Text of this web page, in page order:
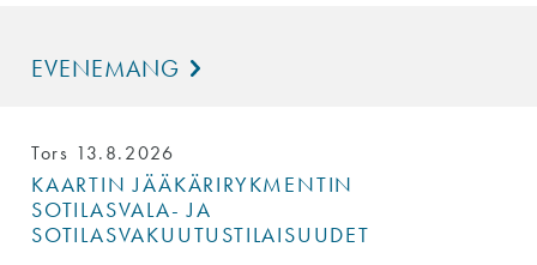
EVENEMANG
Tors 13.8.2026
KAARTIN JÄÄKÄRIRYKMENTIN
SOTILASVALA- JA
SOTILASVAKUUTUSTILAISUUDET